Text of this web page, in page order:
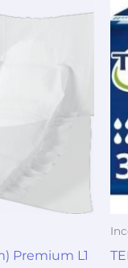
Premium L1